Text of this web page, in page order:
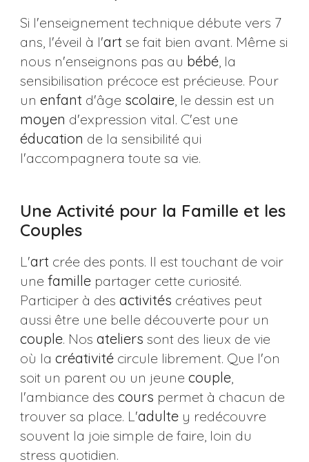
Si l'enseignement technique débute vers 7
ans, l'éveil à l'art se fait bien avant. Même si
nous n'enseignons pas au bébé, la
sensibilisation précoce est précieuse. Pour
un enfant d'âge scolaire, le dessin est un
moyen d'expression vital. C'est une
éducation de la sensibilité qui
l'accompagnera toute sa vie.
Une Activité pour la Famille et les
Couples
L'art crée des ponts. Il est touchant de voir
une famillepartager cette curiosité.
Participer à des activités créatives peut
aussi être une belle découverte pour un
couple. Nos ateliers sont des lieux de vie
où la créativitécircule librement. Que l'on
soit un parent ou un jeune couple,
l'ambiance des cours permet à chacun de
trouver sa place. L'adultey redécouvre
souvent la joie simple de faire, loin du
stress quotidien.